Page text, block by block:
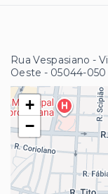
Rua Vespasiano -
Oeste - 05044-050
+
−